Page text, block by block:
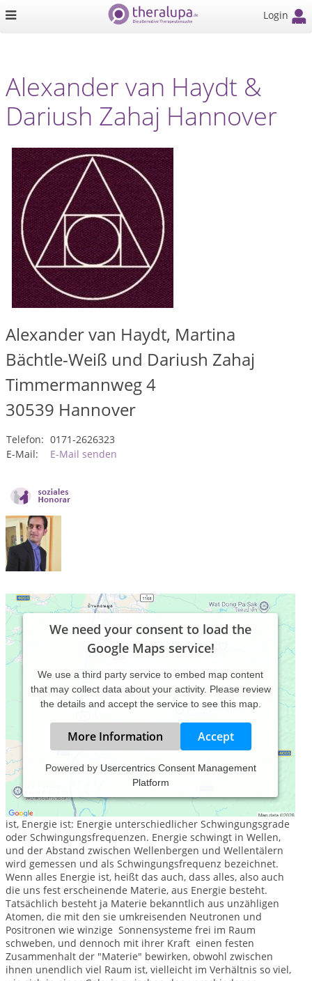
Login
Alexander van Haydt &
Dariush Zahaj Hannover
Alexander van Haydt, Martina
Bächtle-Weiß und Dariush Zahaj
Timmermannweg 4
30539 Hannover
Telefon: 0171-2626323
E-Mail:
E-Mail senden
We need your consent to load the
Google Maps service!
We use a third party service to embed map content
that may collect data about your activity. Please review
the details and accept the service to see this map.
More Information Accept
Powered by Usercentrics Consent Management
Platform
DAS 3. PHÄNOMEN
Auch die moderne Wissenschaft hat erkannt, dass alles, was
ist, Energie ist: Energie unterschiedlicher Schwingungsgrade
oder Schwingungsfrequenzen. Energie schwingt in Wellen,
und der Abstand zwischen Wellenbergen und Wellentälern
wird gemessen und als Schwingungsfrequenz bezeichnet.
Wenn alles Energie ist, heißt das auch, dass alles, also auch
die uns fest erscheinende Materie, aus Energie besteht.
Tatsächlich besteht ja Materie bekanntlich aus unzähligen
Atomen, die mit den sie umkreisenden Neutronen und
Positronen wie winzige Sonnensysteme frei im Raum
schweben, und dennoch mit ihrer Kraft einen festen
Zusammenhalt der "Materie" bewirken, obwohl zwischen
ihnen unendlich viel Raum ist, vielleicht im Verhältnis so viel,